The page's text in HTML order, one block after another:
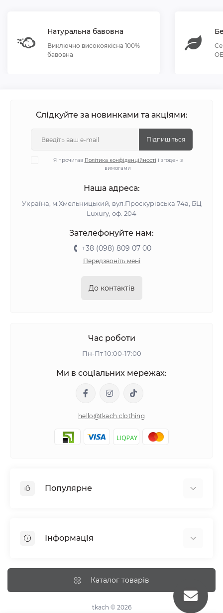
Натуральна бавовна
Виключно високоякісна 100%
бавовна
Слідкуйте за новинками та акціями:
Підпишіться
Я прочитав Політика конфіденційності і згоден з
вимогами
Наша адреса:
Україна, м.Хмельницький, вул.Проскурівська 74а, БЦ
Luxury, оф. 204
Зателефонуйте нам:
+38 (098) 809 07 00
Передзвоніть мені
До контактів
Час роботи
Пн-Пт 10:00-17:00
Ми в соціальних мережах:
hello@tkach.clothing
Популярне
Простирадла на резинці
Інформація
Доставка
Каталог товарів
tkach © 2026